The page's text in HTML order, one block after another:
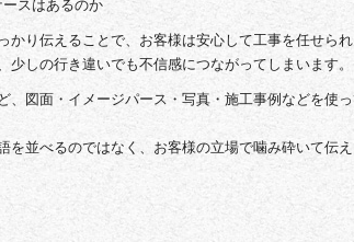
スはあるのか
かり伝えることで、お客様は安心して工事を任せられ
少しの行き違いでも不信感につながってしまいます。
、図面・イメージパース・写真・施工事例などを使
を並べるのではなく、お客様の立場で噛み砕いて伝